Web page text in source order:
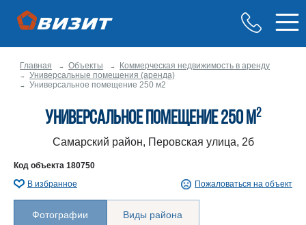
Главная Объекты
Коммерческая недвижимость в аренду
Универсальные помещения (аренда)
Универсальное помещение 250 м2
Универсальное помещение 250 м2
Самарский район, Перовская улица, 2б
Код объекта 180750
В избранное
Пожаловаться на объект
Фотографии Виды района